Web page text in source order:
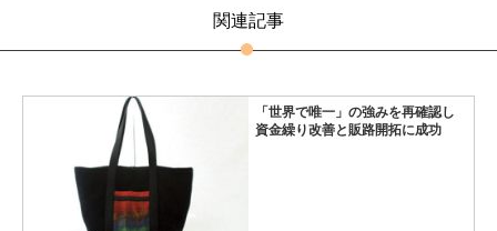
関連記事
「世界で唯一」の強みを再確認し
資金繰り改善と販路開拓に成功